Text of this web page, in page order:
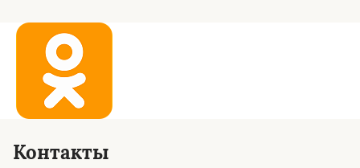
Контакты